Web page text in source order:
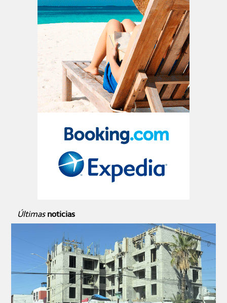
Últimas noticias